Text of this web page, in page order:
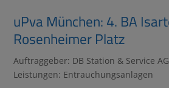
uPva München: 4. BA
Rosenheimer Platz
Auftraggeber: DB Station & Service AG
Leistungen: Entrauchungsanlagen